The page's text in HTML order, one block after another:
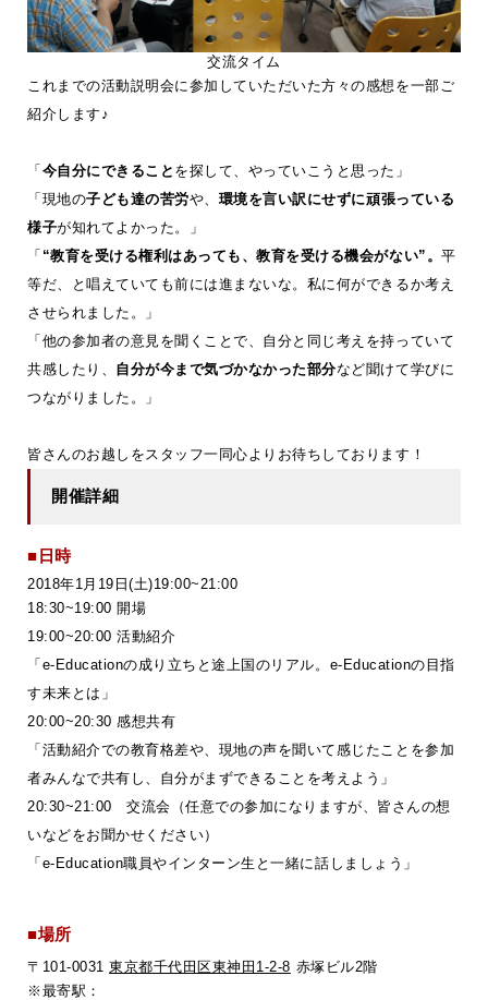
交流タイム
これまでの活動説明会に参加していただいた方々の感想を一部ご
紹介します♪
「今自分にできること を探して、やっていこうと思った」
「現地の子ども達の苦労や、 環境を言い訳にせずに頑張っている
様子が知れてよかった。」
「 “教育を受ける権利はあっても、教育を受ける機会がない”。平
等だ、と唱えていても前には進まないな。私に何ができるか考え
させられました。」
「他の参加者の意見を聞くことで、自分と同じ考えを持っていて
共感したり、 自分が今まで気づかなかった部分など聞けて学びに
つながりました。」
皆さんのお越しをスタッフ一同心よりお待ちしております！
開催詳細
■日時
2018年1月19日(土)19:00~21:00
18:30~19:00 開場
19:00~20:00 活動紹介
「e-Educationの成り立ちと途上国のリアル。e-Educationの目指
す未来とは」
20:00~20:30 感想共有
「活動紹介での教育格差や、現地の声を聞いて感じたことを参加
者みんなで共有し、自分がまずできることを考えよう」
20:30~21:00 交流会（任意での参加になりますが、皆さんの想
いなどをお聞かせください）
「e-Education職員やインターン生と一緒に話しましょう」
■場所
〒101-0031東京都千代田区東神田1-2-8 赤塚ビル2階
※最寄駅：